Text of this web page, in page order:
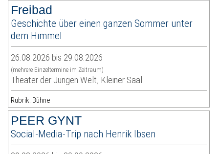
Freibad
Geschichte über einen ganzen Sommer unter
dem Himmel
26.08.2026 bis 29.08.2026
(mehrere Einzeltermine im Zeitraum)
Theater der Jungen Welt, Kleiner Saal
Rubrik: Bühne
PEER GYNT
Social-Media-Trip nach Henrik Ibsen